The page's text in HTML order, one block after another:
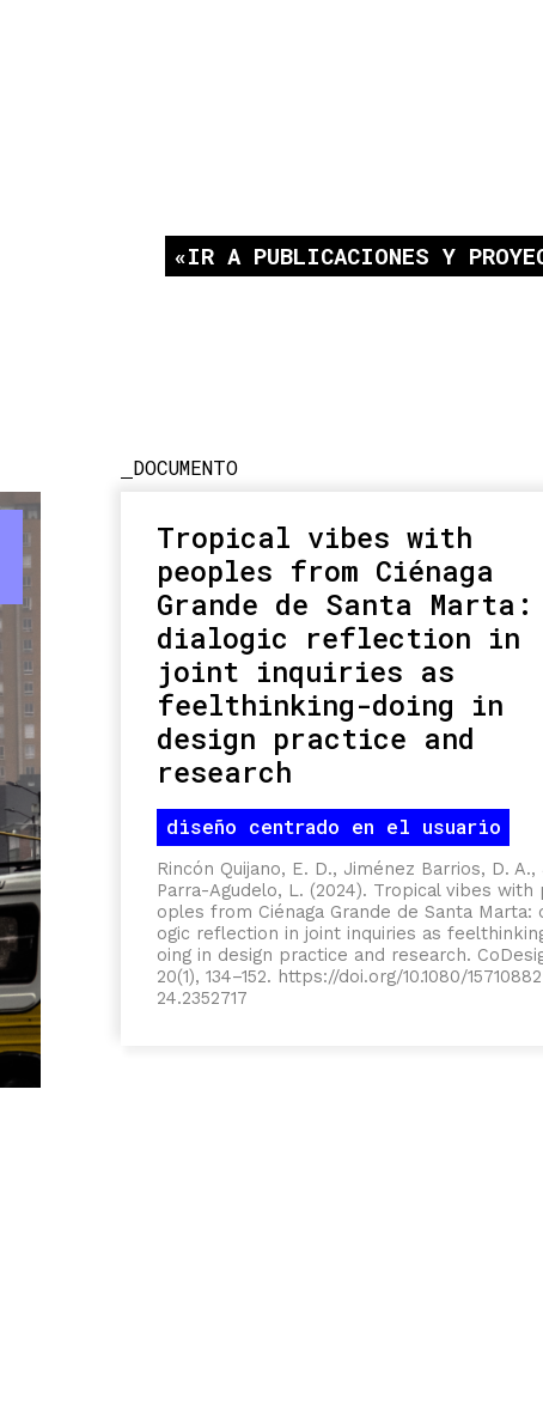
IR A PUBLICACIONES Y
DOCUMENTO
Tropical vibes with
peoples from Ciénaga
Grande de Santa Marta:
dialogic reflection in
joint inquiries as
feelthinking-doing in
design practice and
research
diseño centrado en el usuario
Rincón Quijano, E. D., Jiménez Barrios, D. A.,
Parra-Agudelo, L. (2024). Tropical vibes with
oples from Ciénaga Grande de Santa Marta:
ogic reflection in joint inquiries as
oing in design practice and research.
20(1), 134–152. https://doi.org/10.1080/
24.2352717